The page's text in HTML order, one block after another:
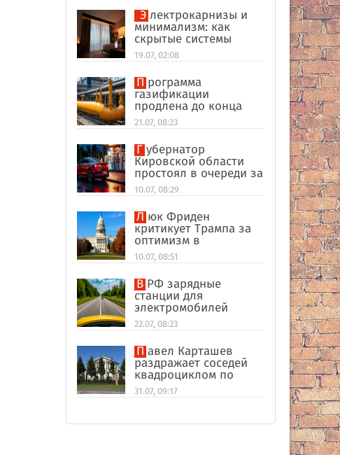
Электрокарнизы и
минимализм: как
скрытые системы
делают интерьер
дороже
19.07, 02:08
Программа
газификации
продлена до конца
2026 года
21.07, 08:23
Губернатор
Кировской области
простоял в очереди за
топливом
10.07, 08:29
Люк Фриден
критикует Трампа за
оптимизм в
переговорах между
Москвой и Киевом
10.07, 08:51
В РФ зарядные
станции для
электромобилей
оказались на грани
перегрузки
22.07, 08:23
Павел Карташев
раздражает соседей
квадроциклом по
выходным под Тверью
31.07, 09:17